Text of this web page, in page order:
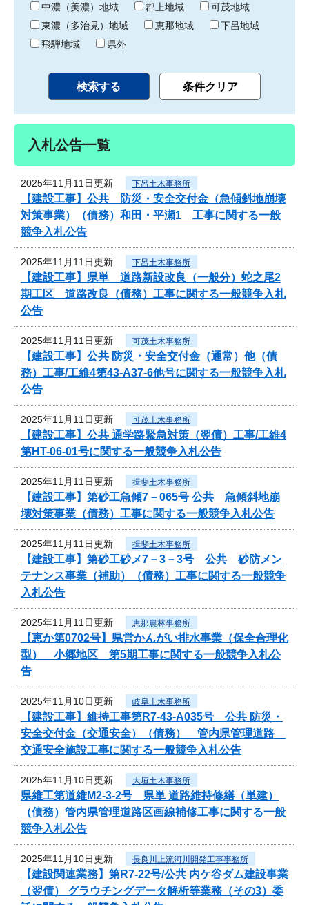
中濃（美濃）地域
郡上地域
可茂地域
東濃（多治見）地域
恵那地域
下呂地域
飛騨地域
県外
入札公告一覧
2025年11月11日更新 下呂土木事務所
【建設工事】公共 防災・安全交付金（急傾斜地崩壊
対策事業）（債務）和田・平瀬1 工事に関する一般
競争入札公告
2025年11月11日更新 下呂土木事務所
【建設工事】県単 道路新設改良（一般分）蛇之尾2
期工区 道路改良（債務）工事に関する一般競争入札
公告
2025年11月11日更新 可茂土木事務所
【建設工事】公共 防災・安全交付金（通常）他（債
務）工事/工維4第43-A37-6他号に関する一般競争入札
公告
2025年11月11日更新 可茂土木事務所
【建設工事】公共 通学路緊急対策（翌債）工事/工維4
第HT-06-01号に関する一般競争入札公告
2025年11月11日更新 揖斐土木事務所
【建設工事】第砂工急傾7－065号 公共 急傾斜地崩
壊対策事業（債務）工事に関する一般競争入札公告
2025年11月11日更新 揖斐土木事務所
【建設工事】第砂工砂メ7－3－3号 公共 砂防メン
テナンス事業（補助）（債務）工事に関する一般競争
入札公告
2025年11月11日更新 恵那農林事務所
【恵か第0702号】県営かんがい排水事業（保全合理化
型） 小郷地区 第5期工事に関する一般競争入札公
告
2025年11月10日更新 岐阜土木事務所
【建設工事】維持工事第R7-43-A035号 公共 防災・
安全交付金（交通安全）（債務） 管内県管理道路
交通安全施設工事に関する一般競争入札公告
2025年11月10日更新 大垣土木事務所
県維工第道維M2-3-2号 県単 道路維持修繕（単建）
（債務）管内県管理道路区画線補修工事に関する一般
競争入札公告
2025年11月10日更新 長良川上流河川開発工事事務所
【建設関連業務】第R7-22号/公共 内ケ谷ダム建設事業
（翌債） グラウチングデータ解析等業務（その3）委